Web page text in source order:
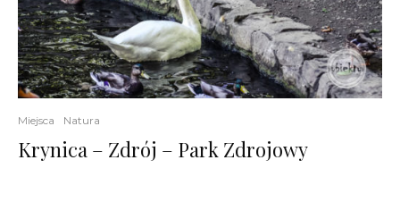
Miejsca Natura
Krynica – Zdrój – Park Zdrojowy